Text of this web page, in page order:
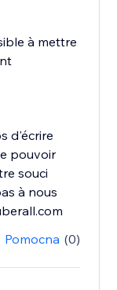
à mettre
d'écrire
pouvoir
souci
à nous
Pomocna (0)